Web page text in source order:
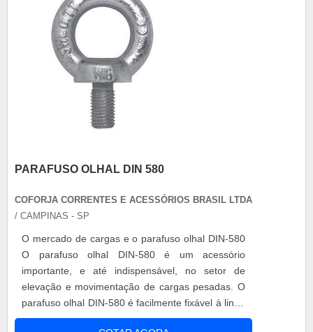
PARAFUSO OLHAL DIN 580
COFORJA CORRENTES E ACESSÓRIOS BRASIL LTDA
/ CAMPINAS - SP
O mercado de cargas e o parafuso olhal DIN-580
O parafuso olhal DIN-580 é um acessório
importante, e até indispensável, no setor de
elevação e movimentação de cargas pesadas. O
parafuso olhal DIN-580 é facilmente fixável à linha
de produção, além de resistente e versátil, já que